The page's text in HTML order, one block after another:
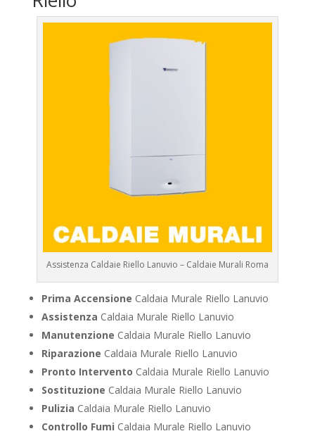
Assistenza Caldaie Riello Lanuvio – Caldaie Murali Roma
Prima Accensione Caldaia Murale Riello Lanuvio
Assistenza Caldaia Murale Riello Lanuvio
Manutenzione Caldaia Murale Riello Lanuvio
Riparazione Caldaia Murale Riello Lanuvio
Pronto Intervento Caldaia Murale Riello Lanuvio
Sostituzione Caldaia Murale Riello Lanuvio
Pulizia Caldaia Murale Riello Lanuvio
Controllo Fumi Caldaia Murale Riello Lanuvio